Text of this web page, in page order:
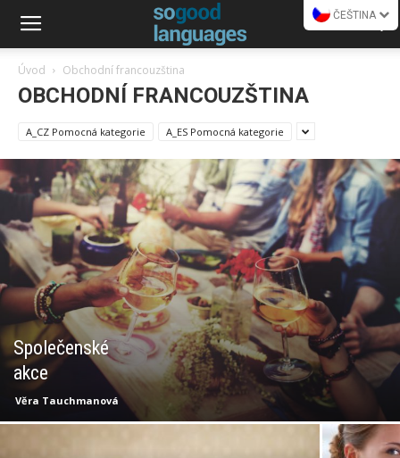
ČEŠTINA
Úvod Obchodní francouzština
OBCHODNÍ FRANCOUZŠTINA
A_CZ Pomocná kategorie A_ES Pomocná kategorie
Společenské
akce
Věra Tauchmanová